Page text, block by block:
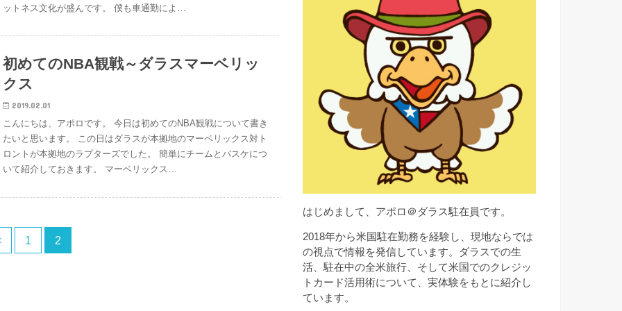
ットネス文化が盛んです。 僕も車通勤によ…
初めてのNBA観戦～ダラスマーベリッ
クス
2019.02.01
こんにちは、アポロです。 今日は初めてのNBA観戦について書き
たいと思います。 この日はダラスが本拠地のマーベリックス対ト
ロントが本拠地のラプターズでした。 簡単にチームとバスケにつ
いて紹介しておきます。 マーベリックス…
1 2
はじめまして、アポロ＠ダラス駐在員です。
2018年から米国駐在勤務を経験し、現地ならでは
の視点で情報を発信しています。ダラスでの生
活、駐在中の全米旅行、そして米国でのクレジッ
トカード活用術について、実体験をもとに紹介し
ています。